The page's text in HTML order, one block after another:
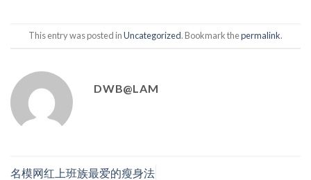
This entry was posted inUncategorized. Bookmark thepermalink.
DWB@LAM
名模网红上班族最爱的瘦身法